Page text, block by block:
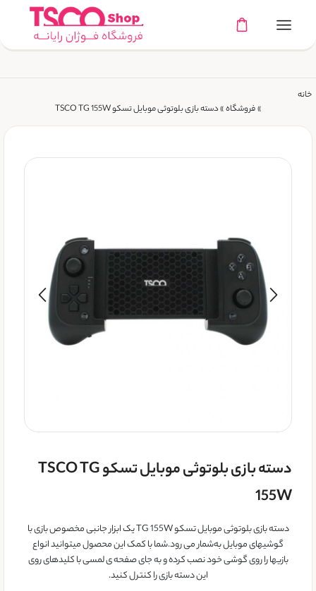
خانه
»فروشگاه»دسته بازی بلوتوثی موبایل تسکو TSCO TG 155W
دسته بازی بلوتوثی موبایل تسکو TSCO TG
155W
دسته بازی بلوتوثی موبایل تسکو TG 155W یک ابزار جانبی مخصوص بازی با
گوشیهای موبایل به‌شمار می رود.شما با کمک این محصول میتوانید انواع
بازیها را روی گوشی خود نصب کرده و به‌ جای صفحه ‌ی لمسی با کلیدهای روی
این دسته بازی را کنترل کنید.